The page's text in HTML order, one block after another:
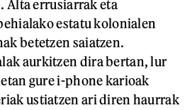
Alta errusiarrak eta
estatu kolonialen
betetzen saiatzen.
aurkitzen dira bertan, lur
gure i-phone karioak
ustiatzen ari diren haurrak